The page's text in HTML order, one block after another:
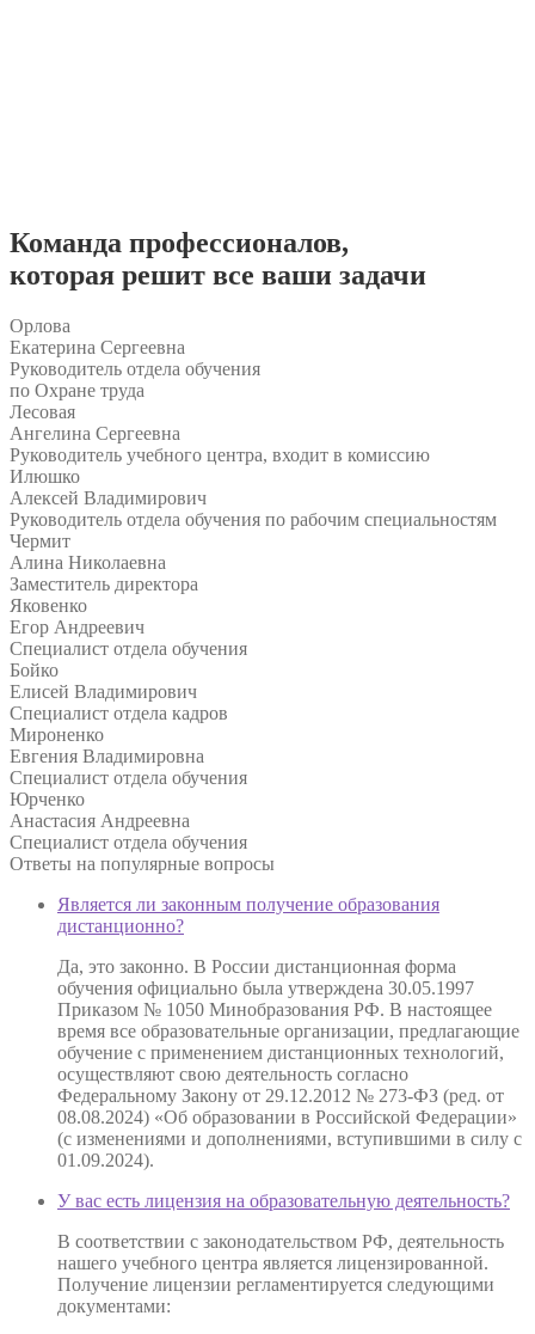
Команда профессионалов,
которая решит все ваши задачи
Орлова
Екатерина Сергеевна
Руководитель отдела обучения
по Охране труда
Лесовая
Ангелина Сергеевна
Руководитель учебного центра, входит в комиссию
Илюшко
Алексей Владимирович
Руководитель отдела обучения по рабочим специальностям
Чермит
Алина Николаевна
Заместитель директора
Яковенко
Егор Андреевич
Специалист отдела обучения
Бойко
Елисей Владимирович
Специалист отдела кадров
Мироненко
Евгения Владимировна
Специалист отдела обучения
Юрченко
Анастасия Андреевна
Специалист отдела обучения
Ответы на популярные вопросы
Является ли законным получение образования
дистанционно?
Да, это законно. В России дистанционная форма
обучения официально была утверждена 30.05.1997
Приказом № 1050 Минобразования РФ. В настоящее
время все образовательные организации, предлагающие
обучение с применением дистанционных технологий,
осуществляют свою деятельность согласно
Федеральному Закону от 29.12.2012 № 273-ФЗ (ред. от
08.08.2024) «Об образовании в Российской Федерации»
(с изменениями и дополнениями, вступившими в силу с
01.09.2024).
У вас есть лицензия на образовательную деятельность?
В соответствии с законодательством РФ, деятельность
нашего учебного центра является лицензированной.
Получение лицензии регламентируется следующими
документами: